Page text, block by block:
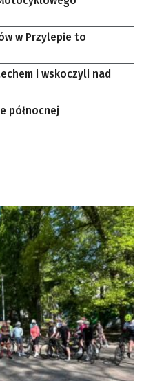
w Przylepie to
i wskoczyli nad
północnej